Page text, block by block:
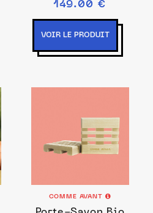
149.00 €
VOIR LE PRODUIT
COMME AVANT